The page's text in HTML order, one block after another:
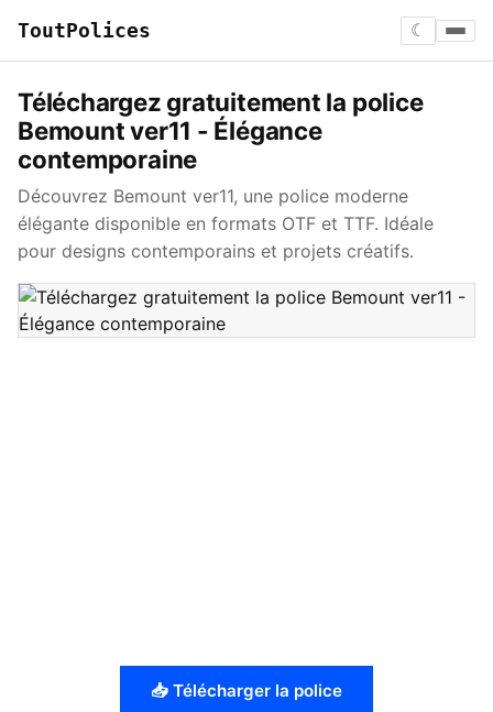
ToutPolices ☾
Téléchargez gratuitement la police
Bemount ver11 - Élégance
contemporaine
Découvrez Bemount ver11, une police moderne
élégante disponible en formats OTF et TTF. Idéale
pour designs contemporains et projets créatifs.
📥 Télécharger la police